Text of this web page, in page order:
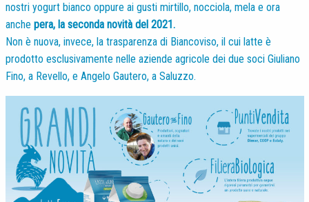
nostri yogurt bianco oppure ai gusti mirtillo, nocciola, mela e ora
anche pera, la seconda novità del 2021.
Non è nuova, invece, la trasparenza di Biancoviso, il cui latte è
prodotto esclusivamente nelle aziende agricole dei due soci Giuliano
Fino, a Revello, e Angelo Gautero, a Saluzzo.